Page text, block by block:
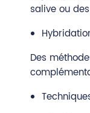
salive ou
Des